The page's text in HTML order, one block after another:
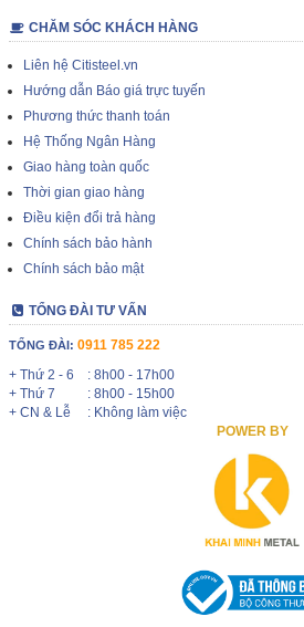
CHĂM SÓC KHÁCH HÀNG
Liên hệ Citisteel.vn
Hướng dẫn Báo giá trực tuyến
Phương thức thanh toán
Hệ Thống Ngân Hàng
Giao hàng toàn quốc
Thời gian giao hàng
Điều kiện đổi trả hàng
Chính sách bảo hành
Chính sách bảo mật
TỔNG ĐÀI TƯ VẤN
TỔNG ĐÀI: 0911 785 222
+ Thứ 2 - 6
: 8h00 - 17h00
+ Thứ 7
: 8h00 - 15h00
+ CN & Lễ
: Không làm việc
POWER BY